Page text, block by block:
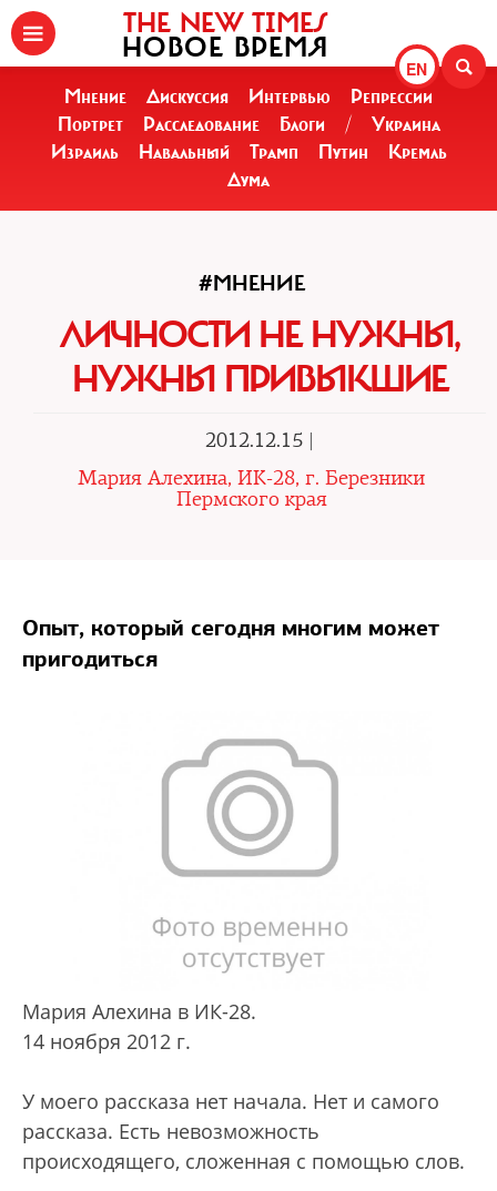
EN
THE NEW TIMES
НОВОЕ ВРЕМЯ
Мнение Дискуссия Интервью
Репрессии
Портрет
Расследование Блоги /
Украина
Израиль
Навальный Трамп Путин
Кремль
Дума
#МНЕНИЕ
ЛИЧНОСТИ НЕ НУЖНЫ,
НУЖНЫ ПРИВЫКШИЕ
2012.12.15 |
Мария Алехина, ИК-28, г. Березники
Пермского края
Опыт, который сегодня многим может
пригодиться
Мария Алехина в ИК-28.
14 ноября 2012 г.
У моего рассказа нет начала. Нет и самого
рассказа. Есть невозможность
происходящего, сложенная с помощью слов.